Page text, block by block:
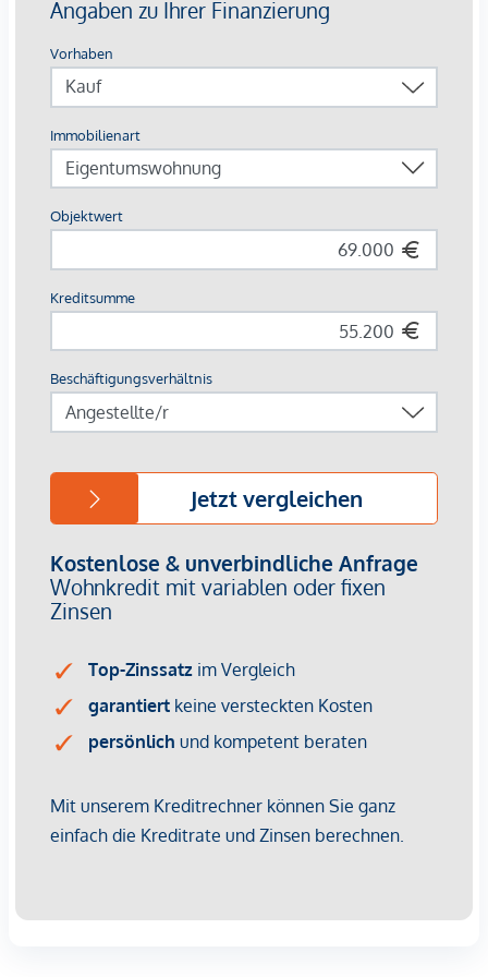
Zusätzliche Informationen:
ausschließlich zum Bruttokaufpreis für Eigennutzer erworben
werden. Ein Ankauf zu einem Vorsorgekaufpreis netto mit
Projekt nicht vorgesehen.
Diese Struktur bietet insbesondere Käuferinnen und Käufern
Vorteile, die ihre Immobilie im Rahmen der
Kleinunternehmerregelung vermieten möchten. Da keine
Umsatzsteuer gesondert ausgewiesen wird, entsteht keine
Verpflichtung zum Vorsteuerabzug sowie zu entsprechenden
umsatzsteuerlichen Verrechnungen oder laufenden
Meldungen.
Rechtlicher Hinweis:
Je nach Objekt und rechtlicher Einordnung unterliegen die
Mietzinsbeschränkungen.
Wir weisen darauf hin, dass zwischen dem Vermittler und
wirtschaftliches Naheverhältnis besteht.
Der Vermittler ist als Doppelmakler tätig.
Gesundheit
Krankenhaus <750m